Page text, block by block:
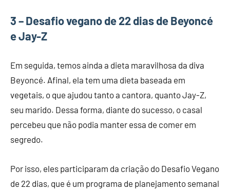
3 – Desafio vegano de 22 dias de Beyoncé
e Jay-Z
Em seguida, temos ainda a dieta maravilhosa da diva
Beyoncé. Afinal, ela tem uma dieta baseada em
vegetais, o que ajudou tanto a cantora, quanto Jay-Z,
seu marido. Dessa forma, diante do sucesso, o casal
percebeu que não podia manter essa de comer em
segredo.
Por isso, eles participaram da criação do Desafio Vegano
de 22 dias, que é um programa de planejamento semanal